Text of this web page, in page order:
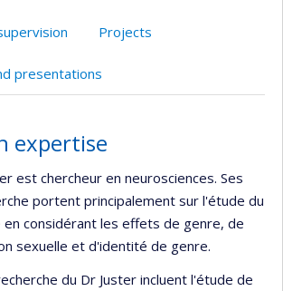
Projects
presentations
expertise
est chercheur en neurosciences. Ses
portent principalement sur l'étude du
considérant les effets de genre, de
sexuelle et d'identité de genre.
du Dr Juster incluent l'étude de